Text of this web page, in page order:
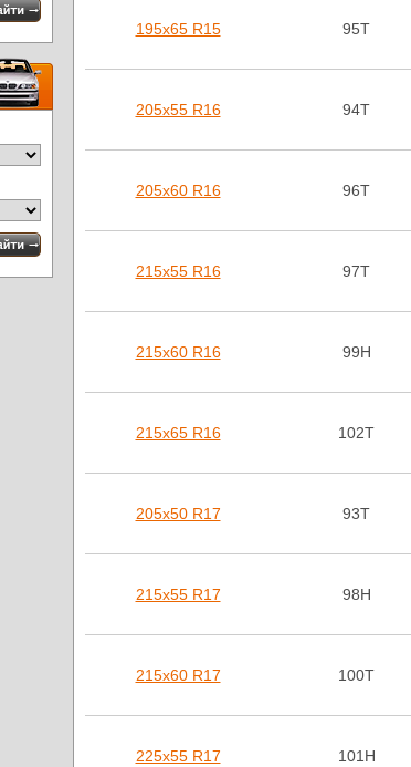
195х65 R15 95T
205х55 R16 94T
205х60 R16 96T
215х55 R16 97T
215х60 R16 99H
215х65 R16 102T
205х50 R17 93T
215х55 R17 98H
215х60 R17 100T
225х55 R17 101H